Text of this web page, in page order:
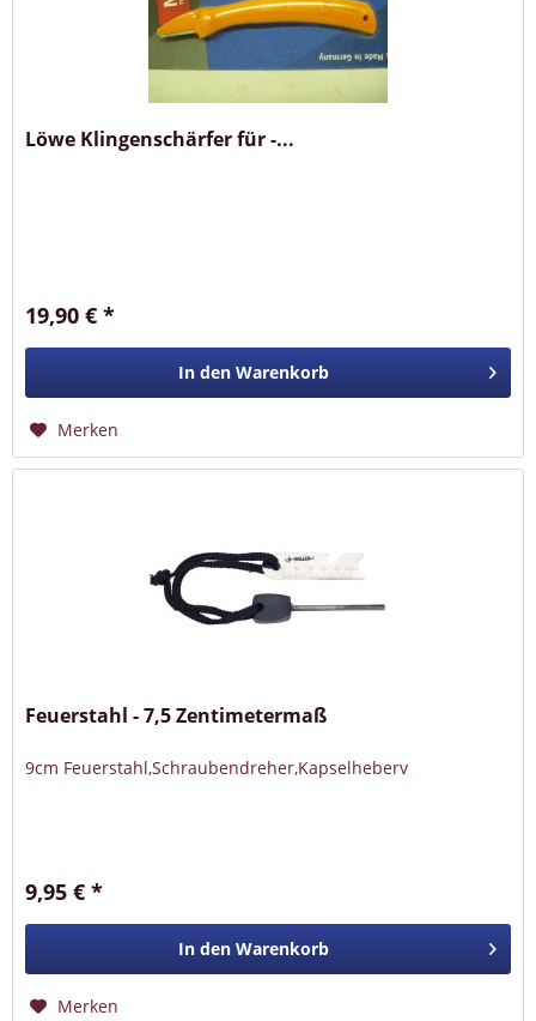
Löwe Klingenschärfer für -...
19,90 € *
In den Warenkorb
Merken
Feuerstahl - 7,5 Zentimetermaß
9cm Feuerstahl,Schraubendreher,Kapselheberv
9,95 € *
In den Warenkorb
Merken